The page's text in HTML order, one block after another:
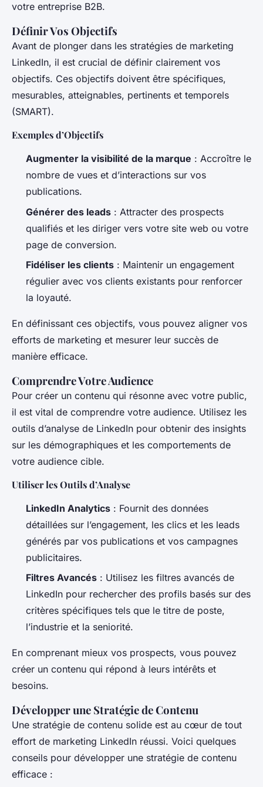
votre entreprise B2B.
Définir Vos Objectifs
Avant de plonger dans les stratégies de marketing
LinkedIn, il est crucial de définir clairement vos
objectifs. Ces objectifs doivent être spécifiques,
mesurables, atteignables, pertinents et temporels
(SMART).
Exemples d’Objectifs
Augmenter la visibilité de la marque : Accroître le
nombre de vues et d’interactions sur vos
publications.
Générer des leads : Attracter des prospects
qualifiés et les diriger vers votre site web ou votre
page de conversion.
Fidéliser les clients : Maintenir un engagement
régulier avec vos clients existants pour renforcer
la loyauté.
En définissant ces objectifs, vous pouvez aligner vos
efforts de marketing et mesurer leur succès de
manière efficace.
Comprendre Votre Audience
Pour créer un contenu qui résonne avec votre public,
il est vital de comprendre votre audience. Utilisez les
outils d’analyse de LinkedIn pour obtenir des insights
sur les démographiques et les comportements de
votre audience cible.
Utiliser les Outils d’Analyse
LinkedIn Analytics : Fournit des données
détaillées sur l’engagement, les clics et les leads
générés par vos publications et vos campagnes
publicitaires.
Filtres Avancés : Utilisez les filtres avancés de
LinkedIn pour rechercher des profils basés sur des
critères spécifiques tels que le titre de poste,
l’industrie et la seniorité.
En comprenant mieux vos prospects, vous pouvez
créer un contenu qui répond à leurs intérêts et
besoins.
Développer une Stratégie de Contenu
Une stratégie de contenu solide est au cœur de tout
effort de marketing LinkedIn réussi. Voici quelques
conseils pour développer une stratégie de contenu
efficace :